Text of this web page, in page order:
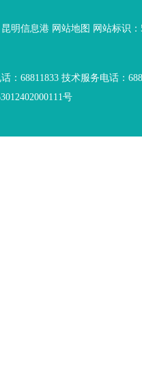
昆明信息港 网站地图 网站标识：
：68811833 技术服务电话：
号